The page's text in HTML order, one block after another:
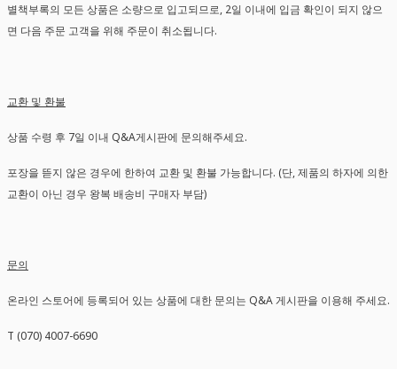
별책부록의 모든 상품은 소량으로 입고되므로, 2일 이내에 입금 확인이 되지 않으
면 다음 주문 고객을 위해 주문이 취소됩니다.
교환 및 환불
상품 수령 후 7일 이내 Q&A게시판에 문의해주세요.
포장을 뜯지 않은 경우에 한하여 교환 및 환불 가능합니다. (단, 제품의 하자에 의한
교환이 아닌 경우 왕복 배송비 구매자 부담)
문의
온라인 스토어에 등록되어 있는 상품에 대한 문의는 Q&A 게시판을 이용해 주세요.
T (070) 4007-6690